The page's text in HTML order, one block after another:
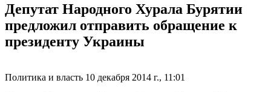
Депутат Народного Хурала Бурятии
предложил отправить обращение к
президенту Украины
Политика и власть 10 декабря 2014 г., 11:01